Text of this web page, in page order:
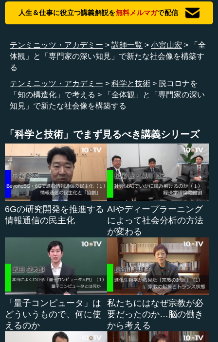
的な効果があったかといえば、学校閉鎖はあくまで二次的
なものです。今回の場合、子どもへの感染率は高くないと
たというニュースもありますが、風邪でも同様の事態は起
こり得ます。若い人が高齢者にうつしてしまうというケー
スもありますが、これもあくまで二次的な効果です。一次
的な効果としては小さいか、ほとんどないでしょう。
今回は、副次的な効果、影響も考えなければなりませ
ん。学校の閉鎖が容易だったのは、これが経済に影響しな
しかし、子どもたちにとって学校はものすごく重要なとこ
ろです。当たり前です。また、子どもが家にいることによ
って、今までと状況をどれくらい変えるのか。その社会的
なマイナス効果は非常に大きいです。経済に対する影響は
とりあえず小さいですが、副次的な効果で経済にも大きな
影響を与えます。また、将来を考えた場合、例えば今後1年
ほど学校が休校してしまう...
人生＆仕事に役立つ講義解説を無料メルマガで配信
テンミニッツ・アカデミー 講師一覧 小宮山宏
「全
体観」と「専門家の深い知見」で新たな社会像を構築す
る
テンミニッツ・アカデミー
科学と技術
脱コロナを
「知の構造化」で考える
「全体観」と「専門家の深い
知見」で新たな社会像を構築する
「科学と技術」でまず見るべき講義シリーズ
6Gの研究開発を推進する
情報通信の民主化
AIやディープラーニング
によって社会分析の方法
が変わる
「量子コンピュータ」は
どういうもので、何に使
えるのか
私たちにはなぜ宗教が必
要だったのか…脳の働き
から考える